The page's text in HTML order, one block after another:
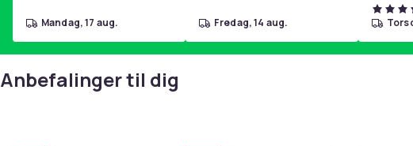
mandag, 17 aug. fredag, 14 aug.
Anbefalinger til dig